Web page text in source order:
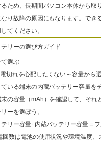
ため、長期間パソコン本体から取
り故障の原因にもなります。でき
てください。
リーの選び方ガイド
て選ぶ
切れを心配したくない～容量から
いる端末の内蔵バッテリー容量を
末の容量（mAh）を確認して、それ
ーを選ぼう。
テリー容量÷内蔵バッテリー容量＝
数は電池の使用状況や環境温度、